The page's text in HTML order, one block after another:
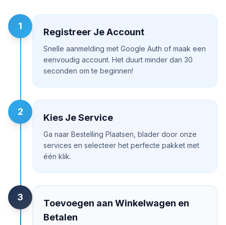
1
Registreer Je Account
Snelle aanmelding met Google Auth of maak een
eenvoudig account. Het duurt minder dan 30
seconden om te beginnen!
2
Kies Je Service
Ga naar Bestelling Plaatsen, blader door onze
services en selecteer het perfecte pakket met
één klik.
3
Toevoegen aan Winkelwagen en
Betalen